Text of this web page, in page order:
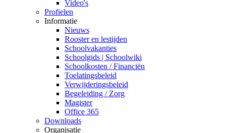
Video's
Profielen
Informatie
Nieuws
Rooster en lestijden
Schoolvakanties
Schoolgids | Schoolwiki
Schoolkosten / Financiën
Toelatingsbeleid
Verwijderingsbeleid
Begeleiding / Zorg
Magister
Office 365
Downloads
Organisatie